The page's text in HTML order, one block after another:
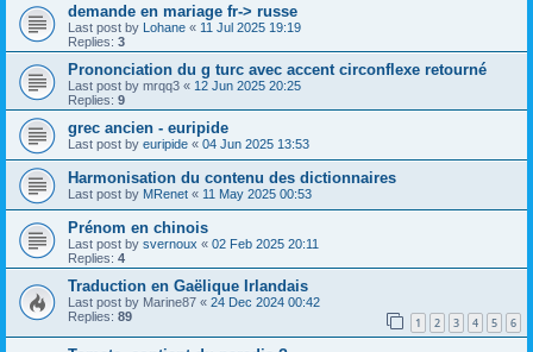
demande en mariage fr-> russe
Last post by Lohane « 11 Jul 2025 19:19
Replies: 3
Prononciation du g turc avec accent circonflexe retourné
Last post by mrqq3 « 12 Jun 2025 20:25
Replies: 9
grec ancien - euripide
Last post by euripide « 04 Jun 2025 13:53
Harmonisation du contenu des dictionnaires
Last post by MRenet « 11 May 2025 00:53
Prénom en chinois
Last post by svernoux « 02 Feb 2025 20:11
Replies: 4
Traduction en Gaëlique Irlandais
Last post by Marine87 « 24 Dec 2024 00:42
Replies: 89 1 2 3 4 5 6